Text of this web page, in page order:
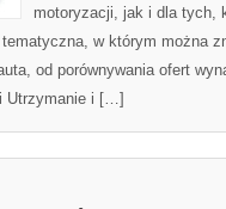
motoryzacji, jak i dla tych,
w którym można
od porównywania ofert
Utrzymanie i […]